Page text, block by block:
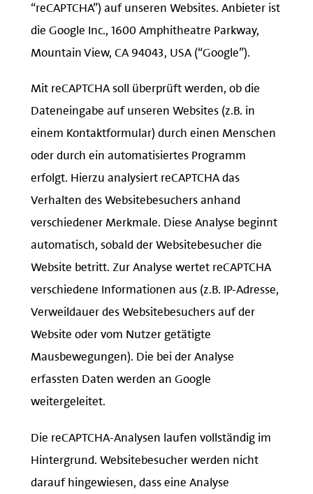
“reCAPTCHA”) auf unseren Websites. Anbieter ist
die Google Inc., 1600 Amphitheatre Parkway,
Mountain View, CA 94043, USA (“Google”).
Mit reCAPTCHA soll überprüft werden, ob die
Dateneingabe auf unseren Websites (z.B. in
einem Kontaktformular) durch einen Menschen
oder durch ein automatisiertes Programm
erfolgt. Hierzu analysiert reCAPTCHA das
Verhalten des Websitebesuchers anhand
verschiedener Merkmale. Diese Analyse beginnt
automatisch, sobald der Websitebesucher die
Website betritt. Zur Analyse wertet reCAPTCHA
verschiedene Informationen aus (z.B. IP-Adresse,
Verweildauer des Websitebesuchers auf der
Website oder vom Nutzer getätigte
Mausbewegungen). Die bei der Analyse
erfassten Daten werden an Google
weitergeleitet.
Die reCAPTCHA-Analysen laufen vollständig im
Hintergrund. Websitebesucher werden nicht
darauf hingewiesen, dass eine Analyse